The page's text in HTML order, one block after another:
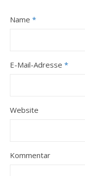
Name *
E-Mail-Adresse *
Website
Kommentar